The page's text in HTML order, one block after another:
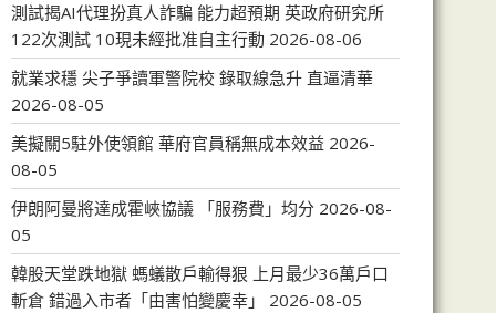
測試揭AI代理扮真人詐騙 能力超預期 英政府研究所
122次測試 10現未經批准自主行動 2026-08-06
就業求穩 尖子爭讀軍警院校 錄取線急升 直逼清華
2026-08-05
美擬關5駐外使領館 華府官員稱無成本效益 2026-
08-05
伊朗阿曼將達成霍峽協議 「服務費」均分 2026-08-
05
韓股天堂跌地獄 螞蟻散戶輸得狠 上月最少36萬戶口
斬倉 錯過入市者「由害怕變慶幸」
2026-08-05